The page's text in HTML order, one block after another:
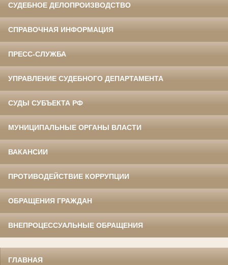
СУДЕБНОЕ ДЕЛОПРОИЗВОДСТВО
СПРАВОЧНАЯ ИНФОРМАЦИЯ
ПРЕСС-СЛУЖБА
УПРАВЛЕНИЕ СУДЕБНОГО ДЕПАРТАМЕНТА
СУДЫ СУБЪЕКТА РФ
МУНИЦИПАЛЬНЫЕ ОРГАНЫ ВЛАСТИ
ВАКАНСИИ
ПРОТИВОДЕЙСТВИЕ КОРРУПЦИИ
ОБРАЩЕНИЯ ГРАЖДАН
ВНЕПРОЦЕССУАЛЬНЫЕ ОБРАЩЕНИЯ
ГЛАВНАЯ